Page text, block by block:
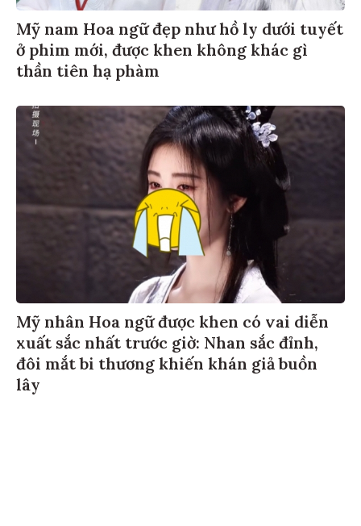
Mỹ nam Hoa ngữ đẹp như hồ ly dưới tuyết
ở phim mới, được khen không khác gì
thần tiên hạ phàm
Mỹ nhân Hoa ngữ được khen có vai diễn
xuất sắc nhất trước giờ: Nhan sắc đỉnh,
đôi mắt bi thương khiến khán giả buồn
lây